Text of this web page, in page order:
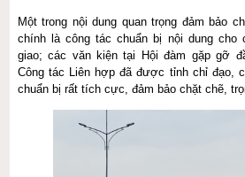
Một trong nội dung quan trọng đảm bảo
chính là công tác chuẩn bị nội dung cho
giao; các văn kiện tại Hội đàm gặp gỡ
Công tác Liên hợp đã được tỉnh chỉ đạo,
chuẩn bị rất tích cực, đảm bảo chặt chẽ,